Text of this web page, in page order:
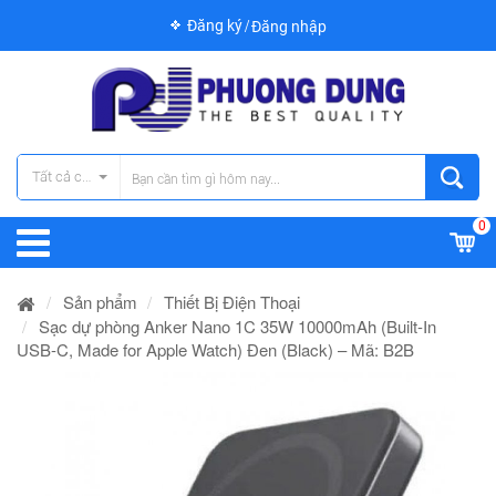
Đăng ký Đăng nhập
Tất cả các danh mục
0
Sản phẩm
Thiết Bị Điện Thoại
Sạc dự phòng Anker Nano 1C 35W 10000mAh (Built-In
USB-C, Made for Apple Watch) Đen (Black) – Mã: B2B